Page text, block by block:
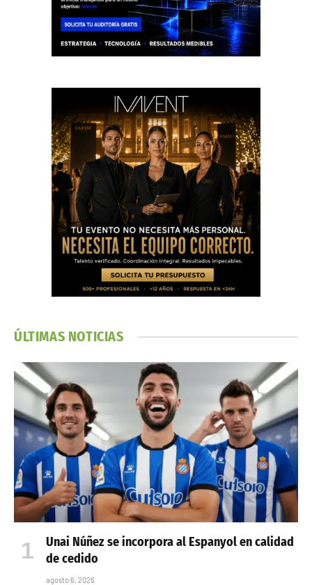
ÚLTIMAS NOTICIAS
Unai Núñez se incorpora al Espanyol en calidad
de cedido
agosto 6, 2026